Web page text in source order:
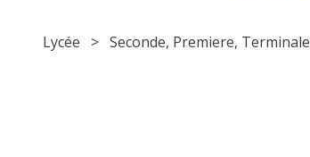
Lycée > Seconde, Premiere, Terminale